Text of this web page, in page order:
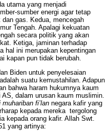
utama yang menjadi
sumber energi agar tetap
gas. Kedua, mencegah
Tengah. Apalagi kekuatan
secara politik yang akan
Ketiga, jaminan terhadap
hal ini merupakan kepentingan
kapan pun tidak berubah.
Biden untuk penyelesaian
suatu kemustahilan. Adapun
bahwa haram hukumnya kaum
dalam urusan kaum muslimin.
fi’lan negara kafir yang
kepada mereka tergolong
kepada orang kafir. Allah Swt.
yang artinya: